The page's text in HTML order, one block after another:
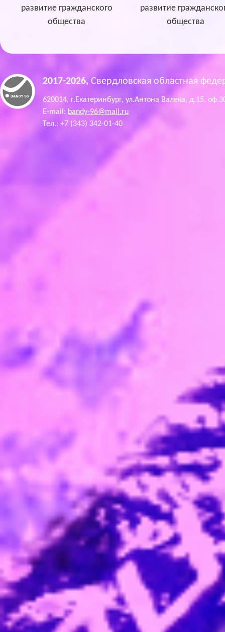
развитие гражданского
общества
развитие
общества
2017-2026, Свердловская областная
620014, г.Екатеринбург, ул.Антона Валека, д.15,
E-mail: bandy-96@mail.ru
Тел.: +7 (343) 342-01-40